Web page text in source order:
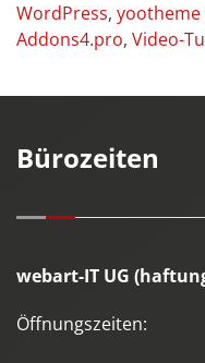
WordPress, yootheme
Addons4.pro, Video-
Bürozeiten
webart-IT UG
Öffnungszeiten: